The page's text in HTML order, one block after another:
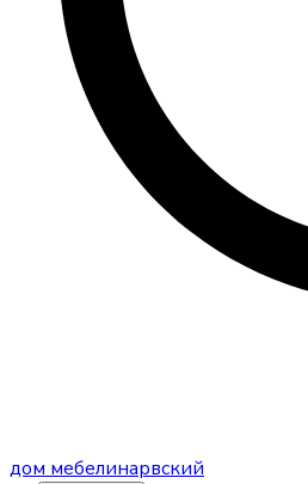
доммебелинарвский